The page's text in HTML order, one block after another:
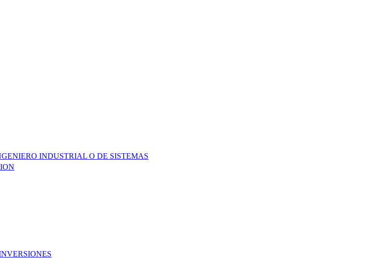
INDUSTRIAL O DE SISTEMAS